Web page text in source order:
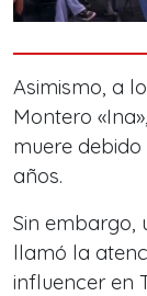
Asimismo, a
Montero
muere
años.
Sin embargo,
llamó la
influencer en